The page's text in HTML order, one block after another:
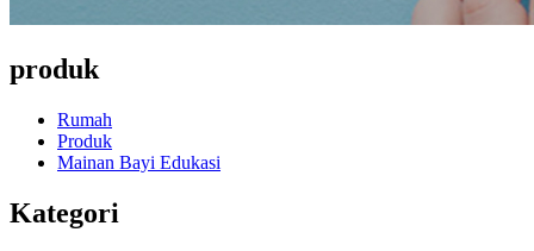
produk
Rumah
Produk
Mainan Bayi Edukasi
Kategori